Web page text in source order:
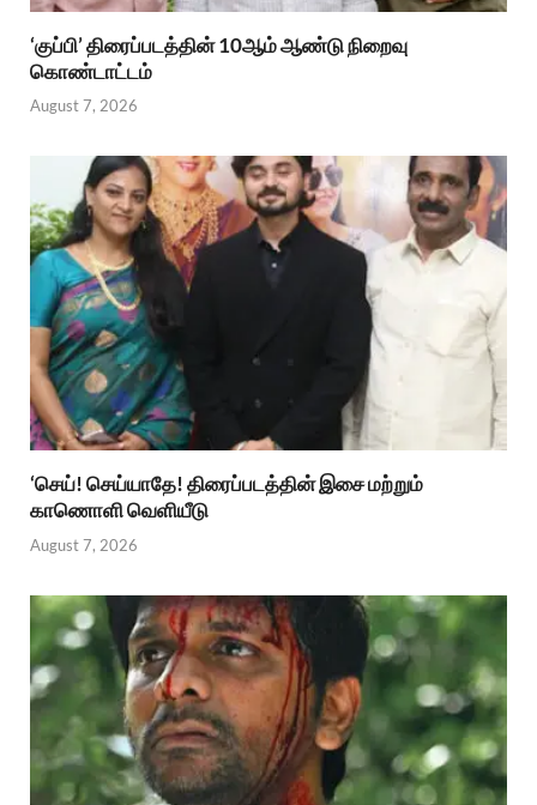
‘குப்பி’ திரைப்படத்தின் 10ஆம் ஆண்டு நிறைவு
கொண்டாட்டம்
August 7, 2026
‘செய்! செய்யாதே! திரைப்படத்தின் இசை மற்றும்
காணொளி வெளியீடு
August 7, 2026